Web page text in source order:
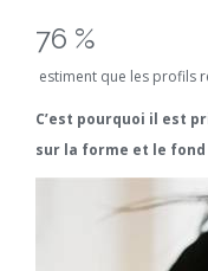
76 %
estiment que les profils
C’est pourquoi il est
sur la forme et le